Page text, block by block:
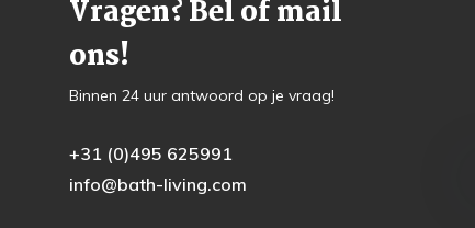
Vragen? Bel of mail
ons!
Binnen 24 uur antwoord op je vraag!
+31 (0)495 625991
info@bath-living.com